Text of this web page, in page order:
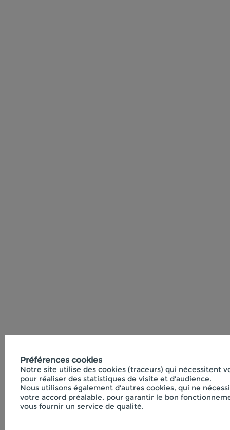
Préférences cookies
Notre site utilise des cookies (traceurs) qui nécessitent
pour réaliser des statistiques de visite et d'audience.
Nous utilisons également d'autres cookies, qui ne
votre accord préalable, pour garantir le bon
vous fournir un service de qualité.